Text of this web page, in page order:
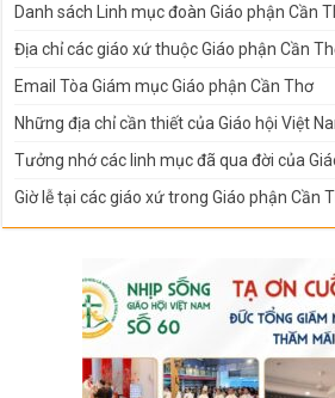
Danh sách Linh mục đoàn Giáo phận Cần
Địa chỉ các giáo xứ thuộc Giáo phận Cần
Email Tòa Giám mục Giáo phận Cần Thơ
Những địa chỉ cần thiết của Giáo hội Việt
Tưởng nhớ các linh mục đã qua đời của
Giờ lễ tại các giáo xứ trong Giáo phận Cần